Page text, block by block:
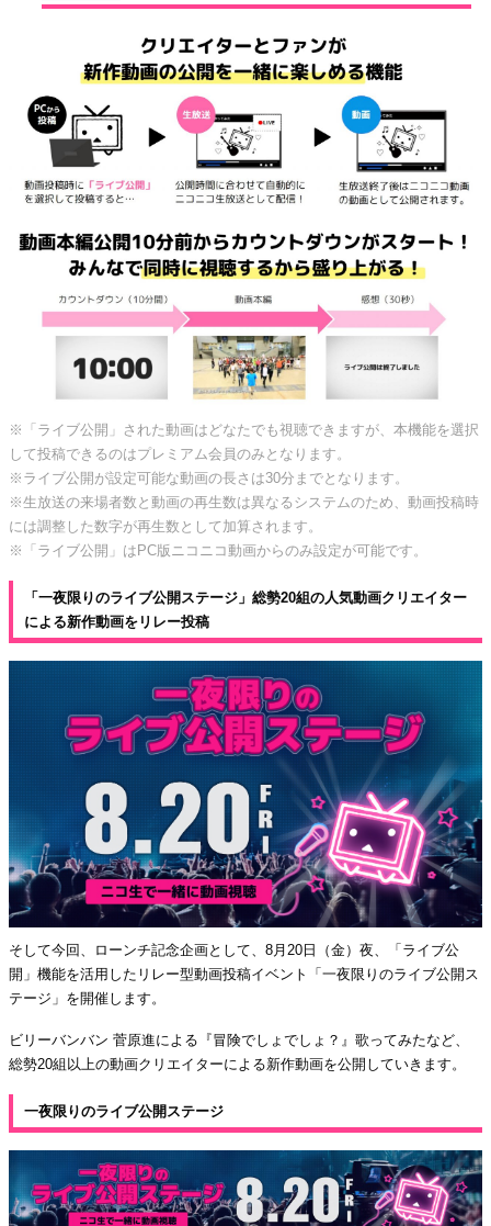
※「ライブ公開」された動画はどなたでも視聴できますが、本機能を選択
して投稿できるのはプレミアム会員のみとなります。
※ライブ公開が設定可能な動画の長さは30分までとなります。
※生放送の来場者数と動画の再生数は異なるシステムのため、動画投稿時
には調整した数字が再生数として加算されます。
※「ライブ公開」はPC版ニコニコ動画からのみ設定が可能です。
「一夜限りのライブ公開ステージ」総勢20組の人気動画クリエイター
による新作動画をリレー投稿
そして今回、ローンチ記念企画として、8月20日（金）夜、「ライブ公
開」機能を活用したリレー型動画投稿イベント「一夜限りのライブ公開ス
テージ」を開催します。
ビリーバンバン 菅原進による『冒険でしょでしょ？』歌ってみたなど、
総勢20組以上の動画クリエイターによる新作動画を公開していきます。
一夜限りのライブ公開ステージ